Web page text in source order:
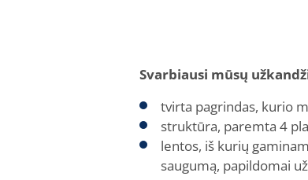
Svarbiausi mūsų
tvirta pagrindas, kurio
struktūra, paremta 4
lentos, iš kurių
saugumą, papildomai